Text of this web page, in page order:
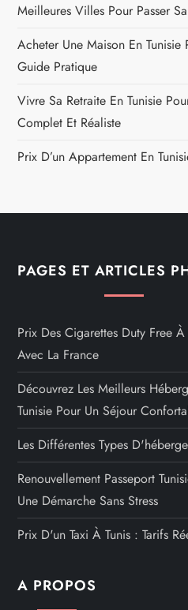
Meilleures Villes Pour Passer
Acheter Une Maison En Tunisie
Guide Pratique
Vivre Sa Retraite En Tunisie
Complet Et Réaliste
Prix D’un Appartement En
PAGES ET ARTICLES
Prix Des Cigarettes Duty Free
Avec La France
Découvrez Les Meilleurs
Tunisie Pour Un Séjour
Les Différentes Types
Renouvellement Passeport
Une Démarche Sans Stress
Prix D'un Taxi À Tunis : Tarifs
A PROPOS